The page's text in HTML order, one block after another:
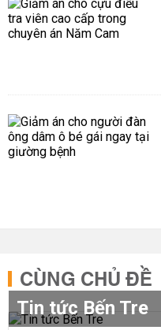
CÙNG CHỦ ĐỀ
Tin tức Bến Tre